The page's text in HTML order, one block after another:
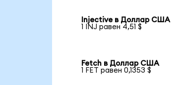
Injective в Доллар США
1 INJ равен 4,51 $
Fetch в Доллар США
1 FET равен 0,1353 $